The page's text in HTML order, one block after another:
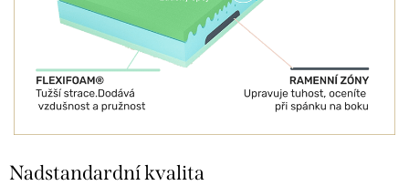
Nadstandardní kvalita